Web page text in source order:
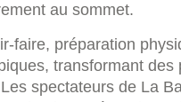
au sommet.
faire, préparation
transformant des
spectateurs de La